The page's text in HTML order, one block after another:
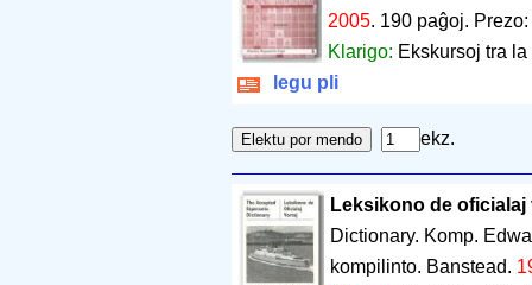
2005. 190 paĝoj.
Klarigo: Ekskursoj tra
legu pli
ekz.
Leksikono de oficialaj
Dictionary. Komp.
kompilinto. Banstead.